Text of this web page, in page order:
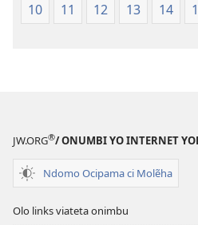
10
11 12 13 14
JW.ORG®/ ONUMBI YO INTERNET
Ndomo Ocipama ci Molẽha
Olo links viateta onimbu